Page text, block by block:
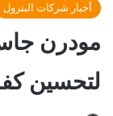
أخبار شركات البترول
مودرن
لتحسين